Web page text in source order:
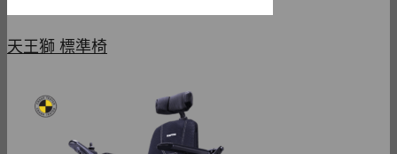
天王獅 標準椅